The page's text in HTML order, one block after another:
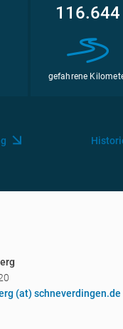
116.644
gefahrene
(at) schneverdingen.de